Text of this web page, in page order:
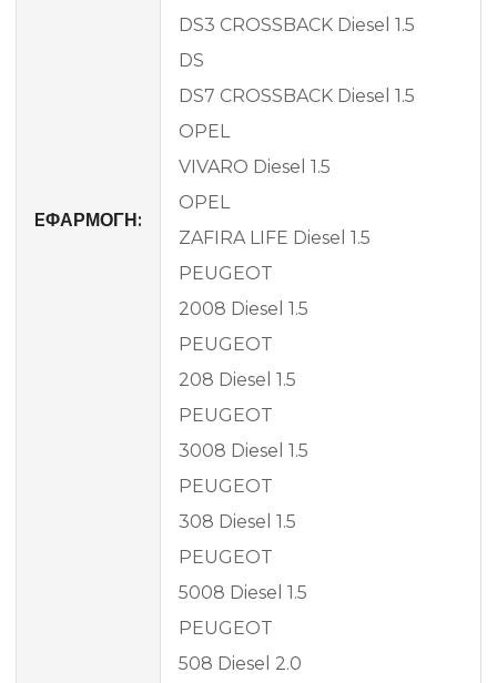
EΦΑΡΜΟΓΗ:
DS3 CROSSBACK Diesel 1.5
DS
DS7 CROSSBACK Diesel 1.5
OPEL
VIVARO Diesel 1.5
OPEL
ZAFIRA LIFE Diesel 1.5
PEUGEOT
2008 Diesel 1.5
PEUGEOT
208 Diesel 1.5
PEUGEOT
3008 Diesel 1.5
PEUGEOT
308 Diesel 1.5
PEUGEOT
5008 Diesel 1.5
PEUGEOT
508 Diesel 2.0